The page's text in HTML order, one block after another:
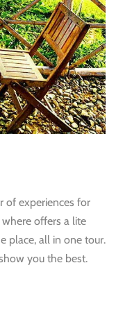
of experiences for
where offers a lite
place, all in one tour.
you the best.